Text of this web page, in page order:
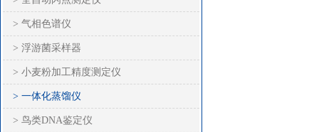
> 气相色谱仪
> 浮游菌采样器
> 小麦粉加工精度测定仪
> 一体化蒸馏仪
> 鸟类DNA鉴定仪